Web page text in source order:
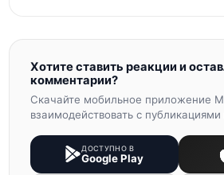
Хотите ставить реакции и
комментарии?
Скачайте мобильное приложение
взаимодействовать с
ДОСТУПНО В
Google Play